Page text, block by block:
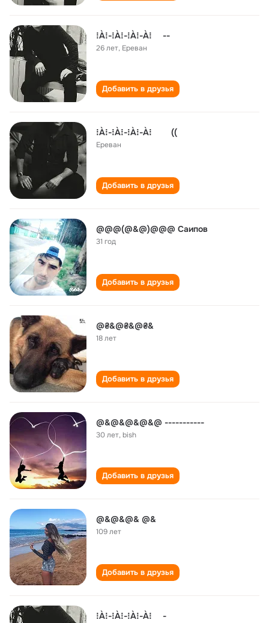
⁞À⁞-⁞À⁞-⁞À⁞-À⁞ --
26 лет, Ереван
Добавить в друзья
⁞À⁞-⁞À⁞-⁞À⁞-À⁞ ((
Ереван
Добавить в друзья
@@@(@&@)@@@ Саипов
31 год
Добавить в друзья
@₴&@₴&@₴&
18 лет
Добавить в друзья
@&@&@&@&@ -----------
30 лет,bish
Добавить в друзья
@&@&@& @&
109 лет
Добавить в друзья
⁞À⁞-⁞À⁞-⁞À⁞-À⁞ -